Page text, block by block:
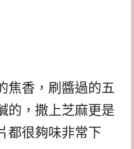
焦香，刷醬過的五
的，撒上芝麻更是
都很夠味非常下